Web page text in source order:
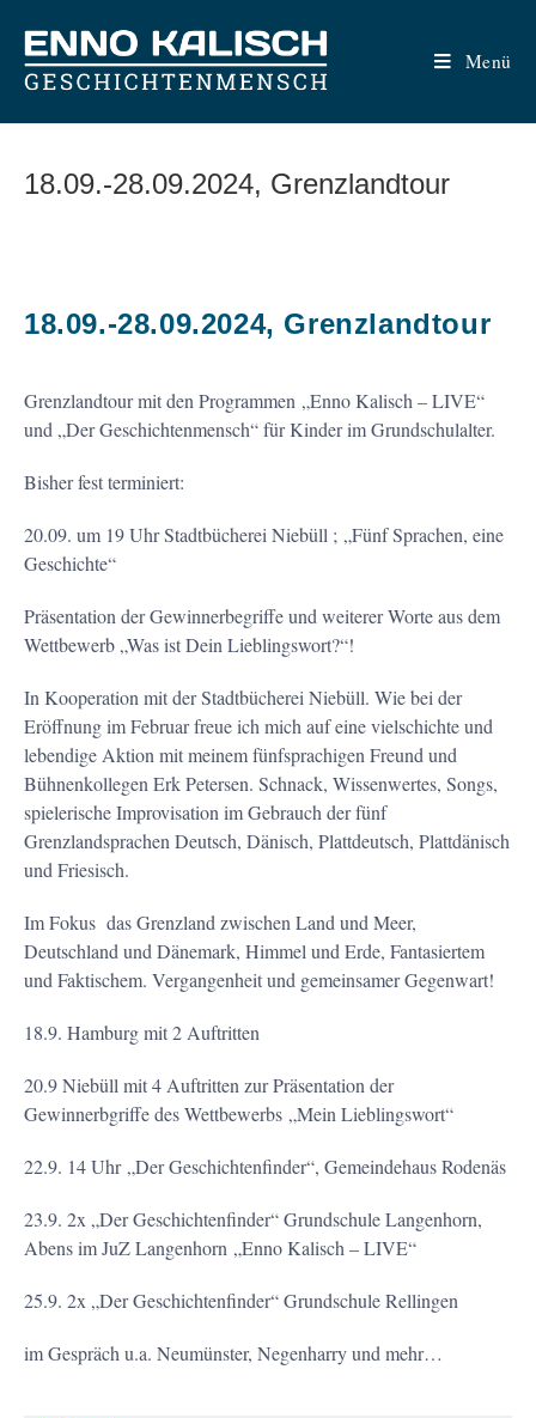
Inhalt
springen
Menü
18.09.-28.09.2024, Grenzlandtour
18.09.-28.09.2024, Grenzlandtour
Grenzlandtour mit den Programmen „Enno Kalisch – LIVE“
und „Der Geschichtenmensch“ für Kinder im Grundschulalter.
Bisher fest terminiert:
20.09. um 19 Uhr Stadtbücherei Niebüll ; „Fünf Sprachen, eine
Geschichte“
Präsentation der Gewinnerbegriffe und weiterer Worte aus dem
Wettbewerb „Was ist Dein Lieblingswort?“!
In Kooperation mit der Stadtbücherei Niebüll. Wie bei der
Eröffnung im Februar freue ich mich auf eine vielschichte und
lebendige Aktion mit meinem fünfsprachigen Freund und
Bühnenkollegen Erk Petersen. Schnack, Wissenwertes, Songs,
spielerische Improvisation im Gebrauch der fünf
Grenzlandsprachen Deutsch, Dänisch, Plattdeutsch, Plattdänisch
und Friesisch.
Im Fokus das Grenzland zwischen Land und Meer,
Deutschland und Dänemark, Himmel und Erde, Fantasiertem
und Faktischem. Vergangenheit und gemeinsamer Gegenwart!
18.9. Hamburg mit 2 Auftritten
20.9 Niebüll mit 4 Auftritten zur Präsentation der
Gewinnerbgriffe des Wettbewerbs „Mein Lieblingswort“
22.9. 14 Uhr „Der Geschichtenfinder“, Gemeindehaus Rodenäs
23.9. 2x „Der Geschichtenfinder“ Grundschule Langenhorn,
Abens im JuZ Langenhorn „Enno Kalisch – LIVE“
25.9. 2x „Der Geschichtenfinder“ Grundschule Rellingen
im Gespräch u.a. Neumünster, Negenharry und mehr…